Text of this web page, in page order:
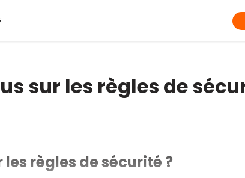
sur les règles de
règles de sécurité ?